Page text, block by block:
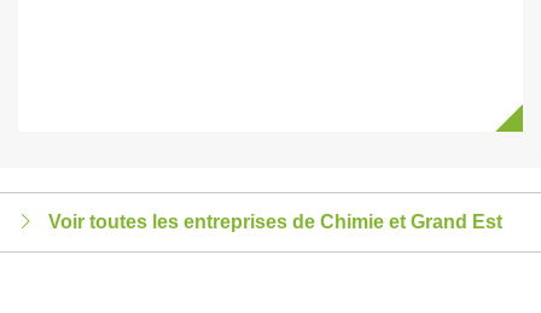
Voir toutes les entreprises de Chimie et Grand Est